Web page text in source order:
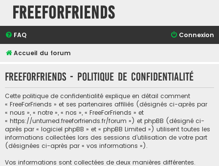
FreeForFriends
FAQ Connexion
Accueil du forum
FreeForFriends - Politique de confidentialité
Cette politique de confidentialité explique en détail comment
« FreeForFriends » et ses partenaires affiliés (désignés ci-après par
« nous », « notre », « nos », « FreeForFriends » et
« https://unturned.freeforfriends.fr/forum ») et phpBB (désigné ci-
après par « logiciel phpBB » et « phpBB Limited ») utilisent toutes les
informations collectées lors des sessions d’utilisation de votre part
(désignées ci-après par « vos informations »).
Vos informations sont collectées de deux manières différentes.